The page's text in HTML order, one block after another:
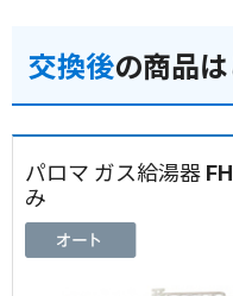
交換後の商品
パロマ ガス給湯器
み